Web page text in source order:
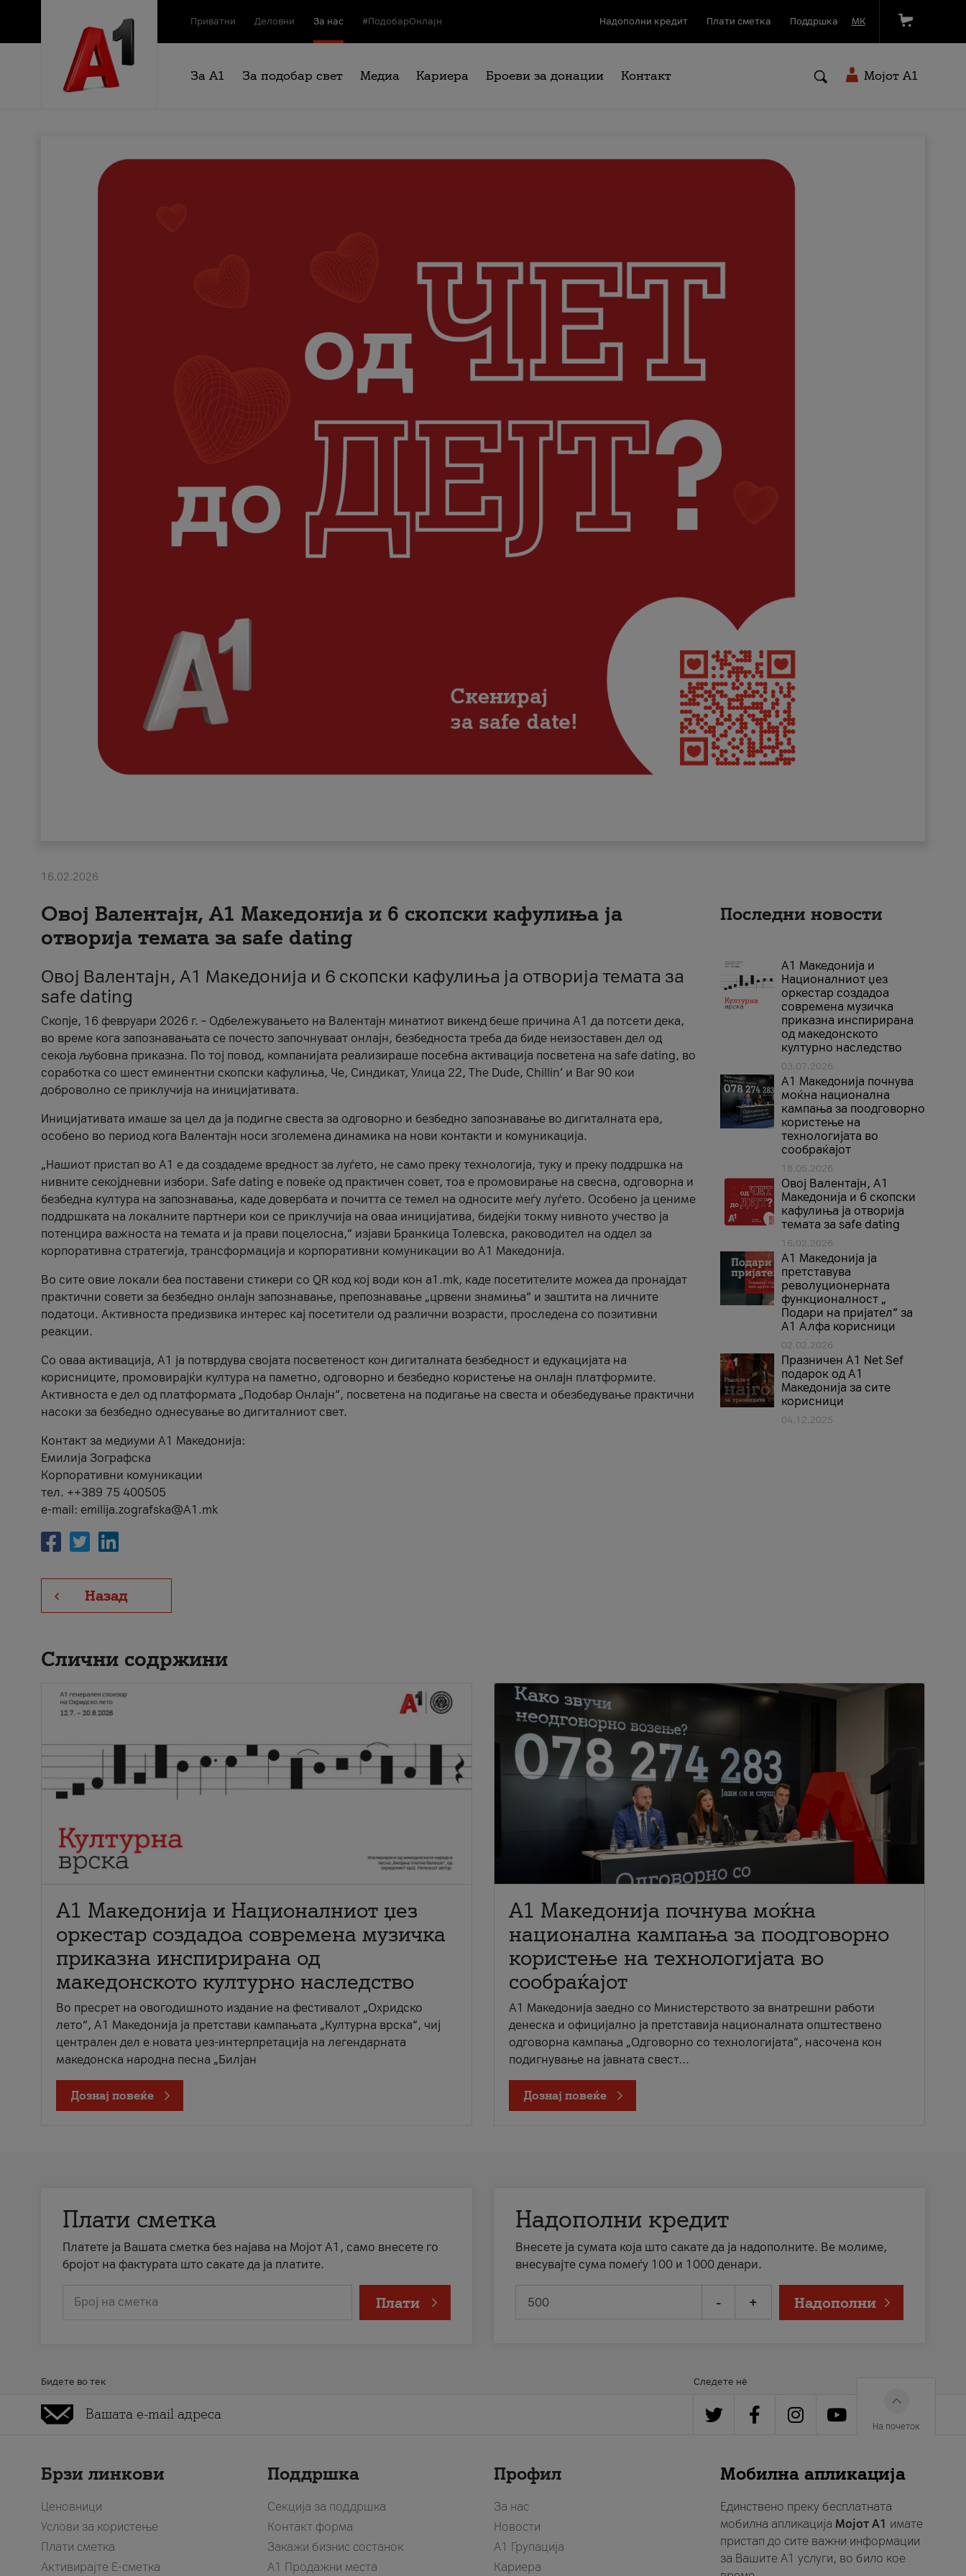
Приватни Деловни За нас #ПодобарОнлајн Надополни кредит Плати сметка Поддршка МК
За А1 За подобар свет Медиа Кариера Броеви за донации Контакт Мојот A1
16.02.2026
Овој Валентајн, A1 Македонија и 6 скопски кафулиња ја
отворија темата за safe dating
Овој Валентајн, A1 Македонија и 6 скопски кафулиња ја отворија темата за
safe dating
Скопје, 16 февруари 2026 г. – Одбележувањето на Валентајн минатиот викенд беше причина А1 да потсети дека,
во време кога запознавањата се почесто започнуваат онлајн, безбедноста треба да биде неизоставен дел од
секоја љубовна приказна. По тој повод, компанијата реализираше посебна активација посветена на safe dating, во
соработка со шест еминентни скопски кафулиња, Че, Синдикат, Улица 22, The Dude, Chillin’ и Bar 90 кои
доброволно се приклучија на иницијативата.
Иницијативата имаше за цел да ја подигне свеста за одговорно и безбедно запознавање во дигиталната ера,
особено во период кога Валентајн носи зголемена динамика на нови контакти и комуникација.
„Нашиот пристап во А1 е да создадеме вредност за луѓето, не само преку технологија, туку и преку поддршка на
нивните секојдневни избори. Safe dating е повеќе од практичен совет, тоа е промовирање на свесна, одговорна и
безбедна култура на запознавања, каде довербата и почитта се темел на односите меѓу луѓето. Особено ја цениме
поддршката на локалните партнери кои се приклучија на оваа иницијатива, бидејќи токму нивното учество ја
потенцира важноста на темата и ја прави поцелосна,“ изјави Бранкица Толевска, раководител на оддел за
корпоративна стратегија, трансформација и корпоративни комуникации во А1 Македонија.
Во сите овие локали беа поставени стикери со QR код кој води кон a1.mk, каде посетителите можеа да пронајдат
практични совети за безбедно онлајн запознавање, препознавање „црвени знамиња“ и заштита на личните
податоци. Активноста предизвика интерес кај посетители од различни возрасти, проследена со позитивни
реакции.
Со оваа активација, А1 ја потврдува својата посветеност кон дигиталната безбедност и едукацијата на
корисниците, промовирајќи култура на паметно, одговорно и безбедно користење на онлајн платформите.
Активноста е дел од платформата „Подобар Онлајн“, посветена на подигање на свеста и обезбедување практични
насоки за безбедно однесување во дигиталниот свет.
Контакт за медиуми А1 Македонија:
Емилија Зографска
Корпоративни комуникации
тел. ++389 75 400505
e-mail: emilija.zografska@A1.mk
Назад
Последни новости
А1 Македонија и
Националниот џез
оркестар создадоа
современа музичка
приказна инспирирана
од македонското
културно наследство
03.07.2026
A1 Македонија почнува
моќна национална
кампања за поодговорно
користење на
технологијата во
сообраќајот
18.05.2026
Овој Валентајн, A1
Македонија и 6 скопски
кафулиња ја отворија
темата за safe dating
16.02.2026
А1 Македонија ја
претставува
револуционерната
функционалност „
Подари на пријател“ за
А1 Алфа корисници
02.02.2026
Празничен A1 Net Sеf
подарок од А1
Македонија за сите
корисници
04.12.2025
Слични содржини
А1 Македонија и Националниот џез
оркестар создадоа современа музичка
приказна инспирирана од
македонското културно наследство
Во пресрет на овогодишното издание на фестивалот „Охридско
лето“, А1 Македонија ја претстави кампањата „Културна врска“, чиј
централен дел е новата џез-интерпретација на легендарната
македонска народна песна „Билјан
Дознај повеќе
A1 Македонија почнува моќна
национална кампања за поодговорно
користење на технологијата во
сообраќајот
A1 Македонија заедно со Министерството за внатрешни работи
денеска и официјално ја претставија националната општествено
одговорна кампања „Одговорно со технологијата“, насочена кон
подигнување на јавната свест...
Дознај повеќе
Плати сметка
Платете ја Вашата сметка без најава на Мојот А1, само внесете го
бројот на фактурата што сакате да ја платите.
Број на сметка Плати
Надополни кредит
Внесете ја сумата која што сакате да ја надополните. Ве молиме,
внесувајте сума помеѓу 100 и 1000 денари.
- + Надополни
Бидете во тек Следете нè
На почеток
Брзи линкови
Ценовници
Услови за користење
Плати сметка
Активирајте Е-сметка
Поддршка
Секција за поддршка
Контакт форма
Закажи бизнис состанок
A1 Продажни места
Профил
За нас
Новости
А1 Групација
Кариера
Мобилна апликација
Единствено преку бесплатната
мобилна апликација Мојот A1 имате
пристап до сите важни информации
за Вашите A1 услуги, во било кое